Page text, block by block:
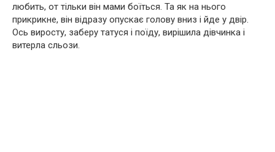
любить, от тільки він мами боїться. Та як на нього
прикрикне, він відразу опускає голову вниз і йде у двір.
Ось виросту, заберу татуся і поїду, вирішила дівчинка і
витерла сльози.